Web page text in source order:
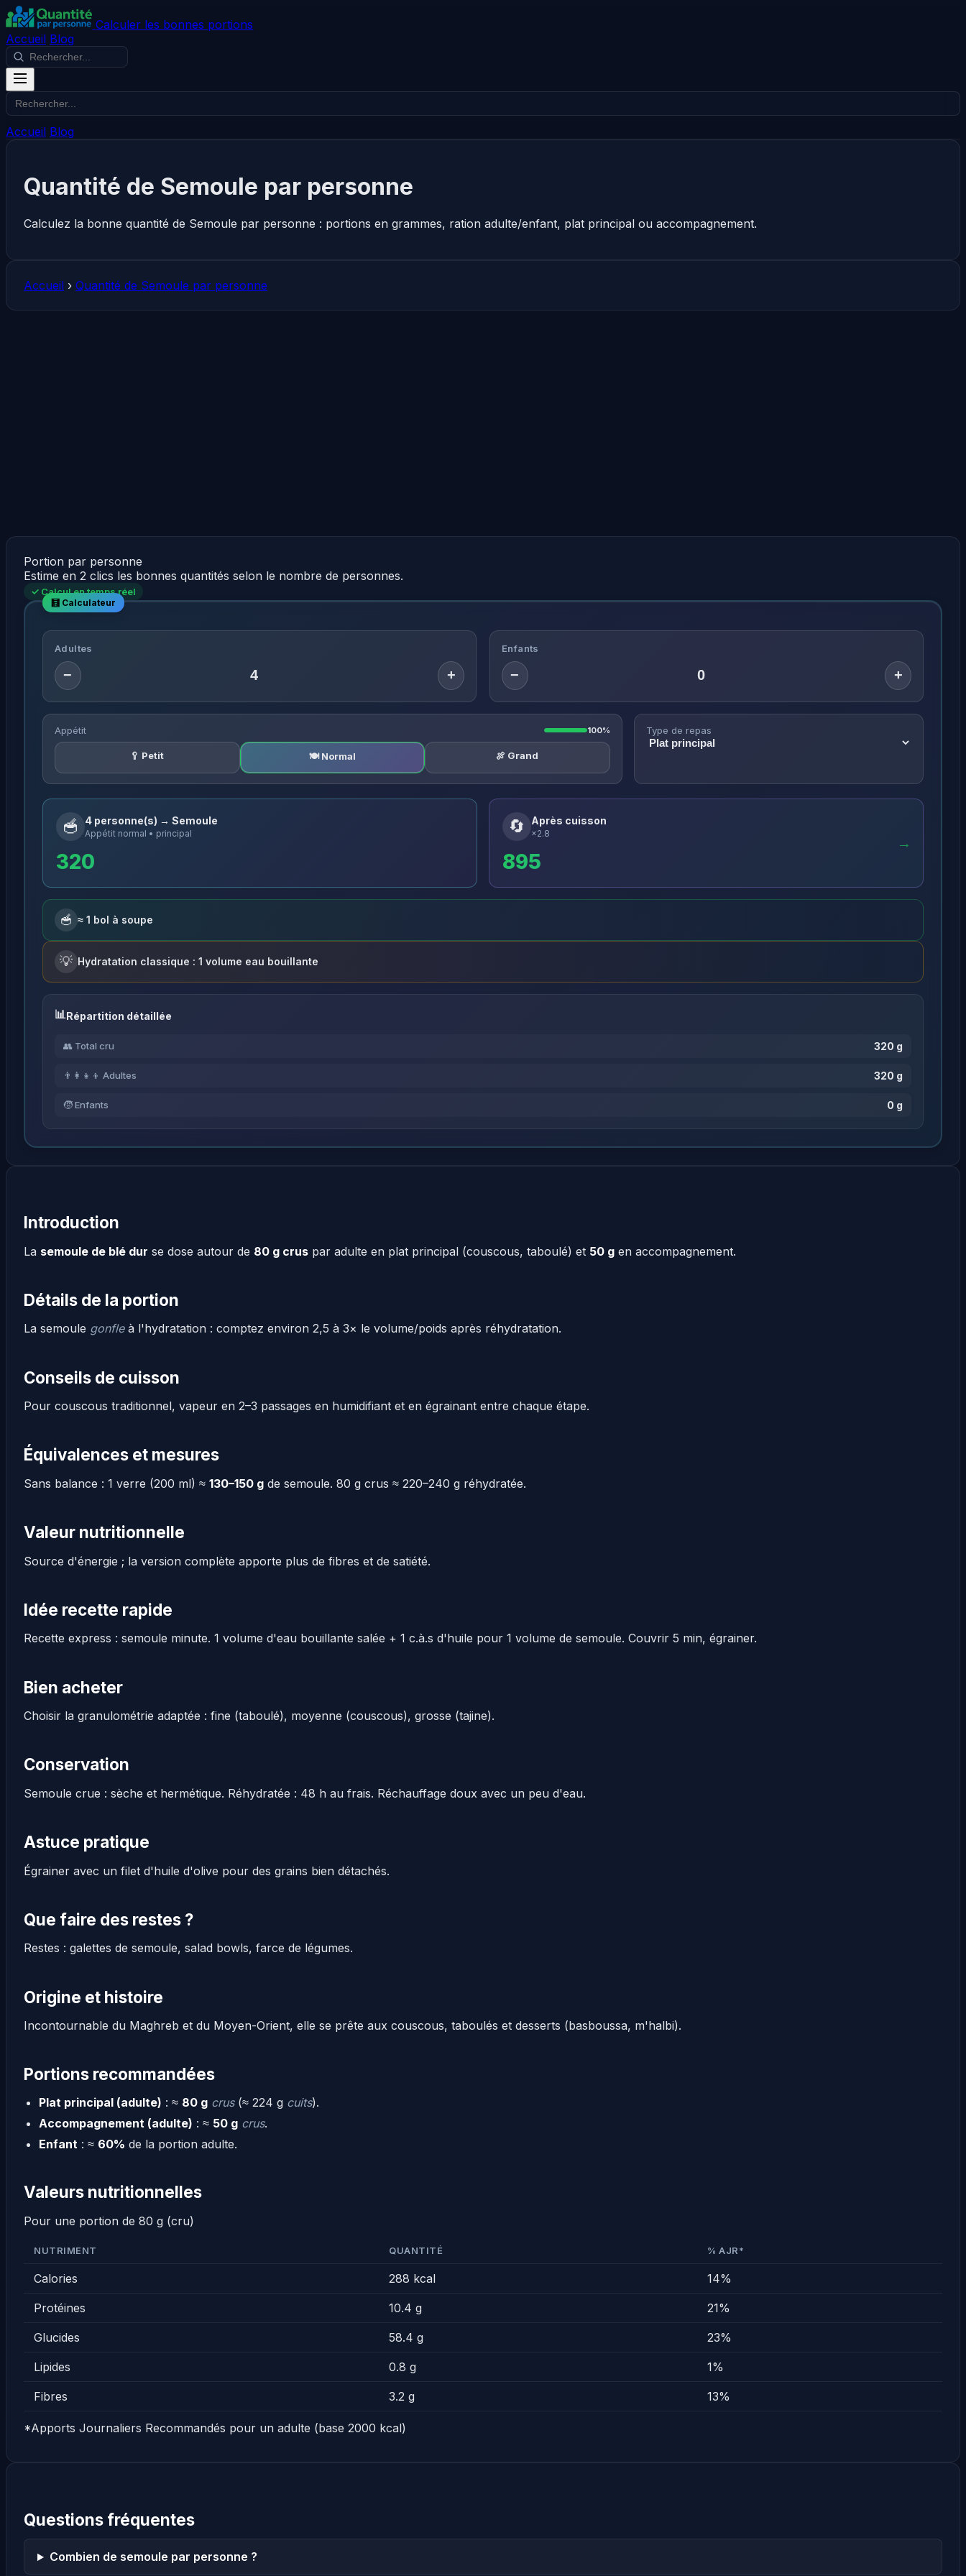
Calculer les bonnes portions
Accueil Blog
Accueil Blog
Quantité de Semoule par personne
Calculez la bonne quantité de Semoule par personne : portions en grammes, ration adulte/enfant, plat principal ou accompagnement.
Accueil › Quantité de Semoule par personne
Portion par personne
Estime en 2 clics les bonnes quantités selon le nombre de personnes.
✓ Calcul en temps réel
Adultes
− +
Enfants
− +
Appétit 100%
🥄 Petit 🍽️ Normal 🍖 Grand
Type de repas
🥣 4 personne(s) → Semoule
Appétit normal • principal
320
🔄 Après cuisson
×2.8
895
→
🥣 ≈ 1 bol à soupe
💡 Hydratation classique : 1 volume eau bouillante
Répartition détaillée
👥 Total cru 320 g
👨‍👩‍👧‍👦 Adultes 320 g
🧒 Enfants 0 g
Introduction
La semoule de blé dur se dose autour de 80 g crus par adulte en plat principal (couscous, taboulé) et 50 g en accompagnement.
Détails de la portion
La semoule gonfleà l'hydratation : comptez environ 2,5 à 3× le volume/poids après réhydratation.
Conseils de cuisson
Pour couscous traditionnel, vapeur en 2–3 passages en humidifiant et en égrainant entre chaque étape.
Équivalences et mesures
Sans balance : 1 verre (200 ml) ≈ 130–150 g de semoule. 80 g crus ≈ 220–240 g réhydratée.
Valeur nutritionnelle
Source d'énergie ; la version complète apporte plus de fibres et de satiété.
Idée recette rapide
Recette express : semoule minute. 1 volume d'eau bouillante salée + 1 c.à.s d'huile pour 1 volume de semoule. Couvrir 5 min, égrainer.
Bien acheter
Choisir la granulométrie adaptée : fine (taboulé), moyenne (couscous), grosse (tajine).
Conservation
Semoule crue : sèche et hermétique. Réhydratée : 48 h au frais. Réchauffage doux avec un peu d'eau.
Astuce pratique
Égrainer avec un filet d'huile d'olive pour des grains bien détachés.
Que faire des restes ?
Restes : galettes de semoule, salad bowls, farce de légumes.
Origine et histoire
Incontournable du Maghreb et du Moyen-Orient, elle se prête aux couscous, taboulés et desserts (basboussa, m'halbi).
Portions recommandées
Plat principal (adulte) : ≈ 80 g crus(≈ 224 g cuits).
Accompagnement (adulte) : ≈ 50 g crus.
Enfant : ≈ 60% de la portion adulte.
Valeurs nutritionnelles
Pour une portion de 80 g (cru)
NUTRIMENT QUANTITÉ % AJR*
Calories 288 kcal 14%
Protéines 10.4 g 21%
Glucides 58.4 g 23%
Lipides 0.8 g 1%
Fibres 3.2 g 13%
*Apports Journaliers Recommandés pour un adulte (base 2000 kcal)
Questions fréquentes
Combien de semoule par personne ?